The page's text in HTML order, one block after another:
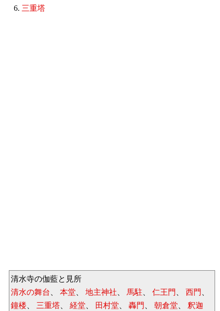
6. 三重塔
清水寺の伽藍と見所
清水の舞台
本堂 地主神社 馬駐 仁王門 西門
鐘楼
三重塔 経堂 田村堂 轟門 朝倉堂 釈迦